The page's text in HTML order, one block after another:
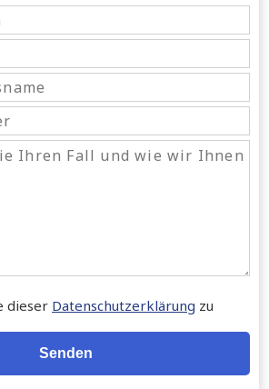
dieser Datenschutzerklärung zu
Senden